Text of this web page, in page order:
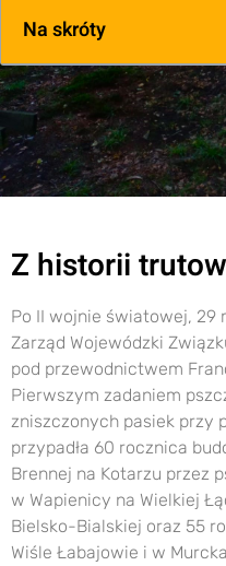
Na skróty
Z historii
Po II wojnie światowej, 29
Zarząd Wojewódzki
pod przewodnictwem
Pierwszym zadaniem
zniszczonych pasiek przy
przypadła 60 rocznica
Brennej na Kotarzu przez
w Wapienicy na Wielkiej
Bielsko-Bialskiej oraz 55
Wiśle Łabajowie i w